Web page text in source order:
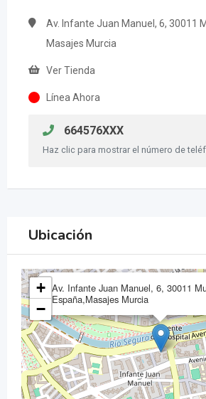
Av. Infante Juan Manuel, 6, 30011
Masajes Murcia
Ver Tienda
Línea Ahora
664576XXX
Haz clic para mostrar el número de
Ubicación
Av. Infante Juan Manuel, 6, 30011
España,Masajes Murcia
+
−